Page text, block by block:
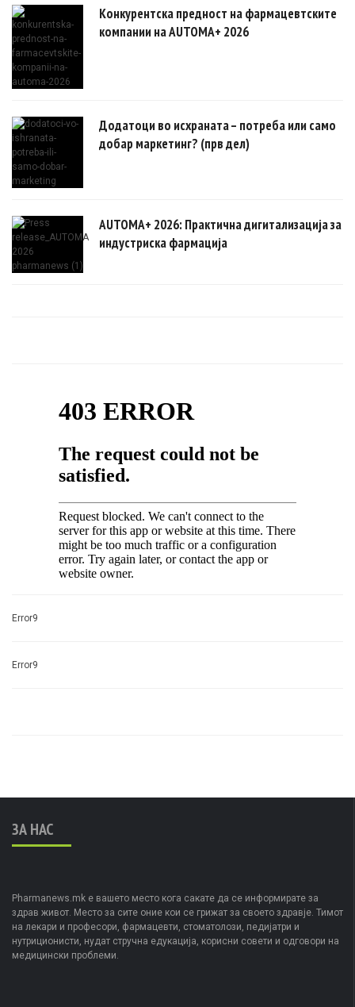
Конкурентска предност на фармацевтските
компании на AUTOMA+ 2026
Додатоци во исхраната – потреба или само
добар маркетинг? (прв дел)
AUTOMA+ 2026: Практична дигитализација за
индустриска фармација
Error9
Error9
ЗА НАС
Pharmanews.mk е вашето место кога сакате да се информирате за
здрав живот. Место за сите оние кои се грижат за своето здравје. Тимот
на лекари и професори, фармацевти, стоматолози, педијатри и
нутриционисти, нудат стручна едукација, корисни совети и одговори на
медицински проблеми.